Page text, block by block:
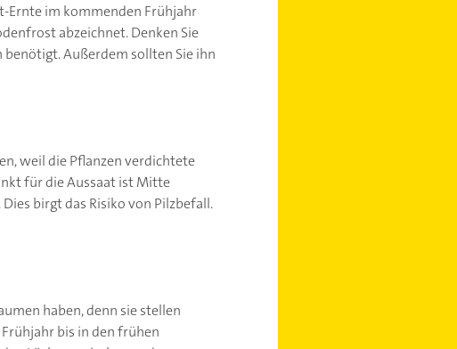
Ernte im kommenden Frühjahr
abzeichnet. Denken Sie
Außerdem sollten Sie ihn
weil die Pflanzen verdichtete
für die Aussaat ist Mitte
birgt das Risiko von Pilzbefall.
haben, denn sie stellen
bis in den frühen